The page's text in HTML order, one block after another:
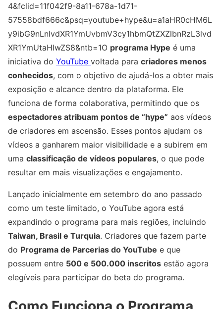
4&fclid=11f042f9-8a11-678a-1d71-
57558bdf666c&psq=youtube+hype&u=a1aHR0cHM6L
y9ibG9nLnlvdXR1YmUvbmV3cy1hbmQtZXZlbnRzL3lvd
XR1YmUtaHlwZS8&ntb=1O programa Hype é uma
iniciativa do YouTube voltada para criadores menos
conhecidos, com o objetivo de ajudá-los a obter mais
exposição e alcance dentro da plataforma. Ele
funciona de forma colaborativa, permitindo que os
espectadores atribuam pontos de “hype” aos vídeos
de criadores em ascensão. Esses pontos ajudam os
vídeos a ganharem maior visibilidade e a subirem em
uma classificação de vídeos populares, o que pode
resultar em mais visualizações e engajamento.
Lançado inicialmente em setembro do ano passado
como um teste limitado, o YouTube agora está
expandindo o programa para mais regiões, incluindo
Taiwan, Brasil e Turquia. Criadores que fazem parte
do Programa de Parcerias do YouTube e que
possuem entre 500 e 500.000 inscritos estão agora
elegíveis para participar do beta do programa.